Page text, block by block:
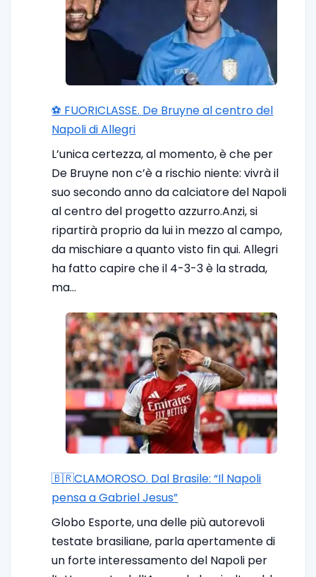
⚽️ FUORICLASSE. De Bruyne al centro del
Napoli di Allegri
L’unica certezza, al momento, è che per
De Bruyne non c’è a rischio niente: vivrà il
suo secondo anno da calciatore del Napoli
al centro del progetto azzurro.Anzi, si
ripartirà proprio da lui in mezzo al campo,
da mischiare a quanto visto fin qui. Allegri
ha fatto capire che il 4-3-3 è la strada,
ma…
🇧🇷CLAMOROSO. Dal Brasile: “Il Napoli
pensa a Gabriel Jesus”
Globo Esporte, una delle più autorevoli
testate brasiliane, parla apertamente di
un forte interessamento del Napoli per